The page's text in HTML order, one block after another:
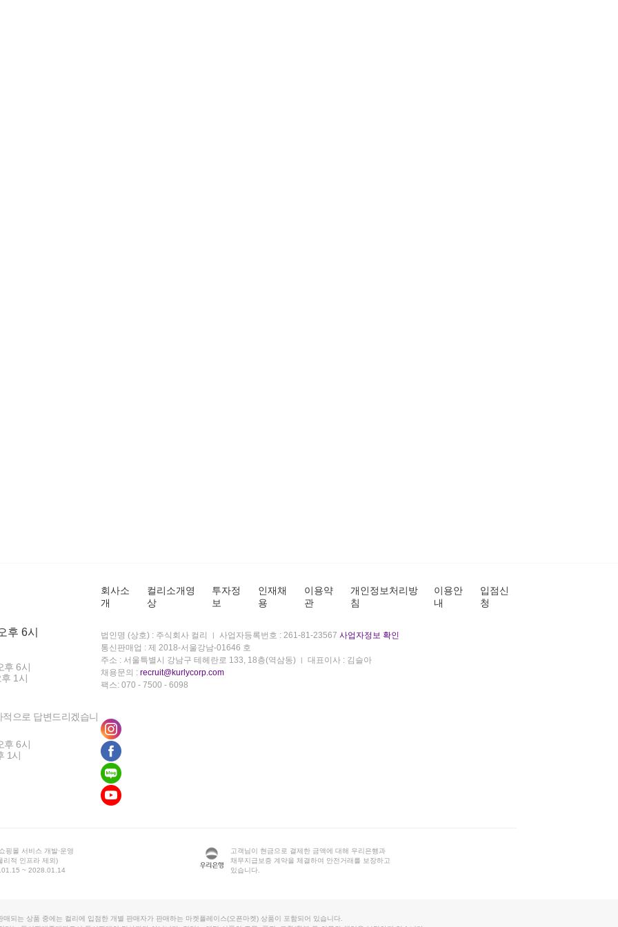
후 6시
후 6시
1시
으로 답변드리겠습니
후 6시
1시
회사소
개
컬리소개영
상
투자정
보
인재채
용
이용약
관
개인정보처리방
침
이용안
내
입점신
청
법인명 (상호) : 주식회사 컬리 사업자등록번호 : 261-81-23567 사업자정보 확인
통신판매업 : 제 2018-서울강남-01646 호
주소 : 서울특별시 강남구 테헤란로 133, 18층(역삼동)
대표이사 : 김슬아
채용문의 : recruit@kurlycorp.com
팩스: 070 - 7500 - 6098
핑몰 서비스 개발·운영
리적 인프라 제외)
~ 2028.01.14
고객님이 현금으로 결제한 금액에 대해 우리은행과
채무지급보증 계약을 체결하여 안전거래를 보장하고
있습니다.
매되는 상품 중에는 컬리에 입점한 개별 판매자가 판매하는 마켓플레이스(오픈마켓) 상품이 포함되어 있습니다.